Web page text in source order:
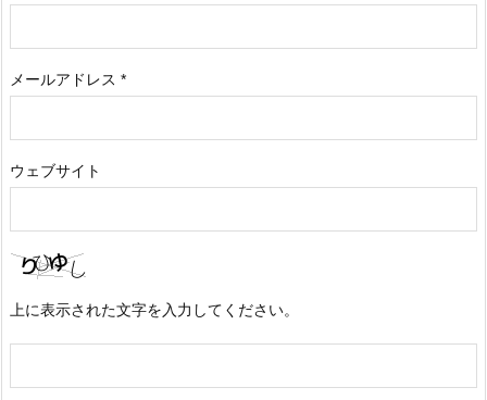
メールアドレス *
ウェブサイト
上に表示された文字を入力してください。